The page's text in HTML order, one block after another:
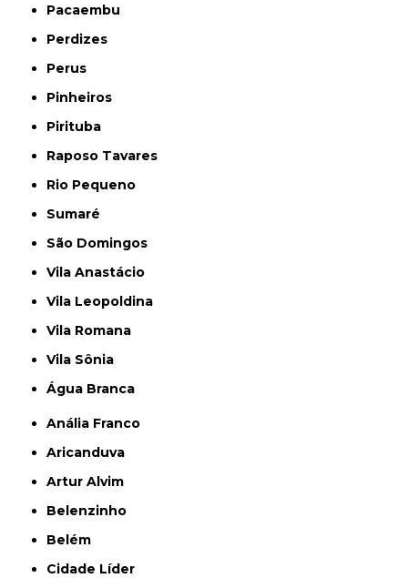
Pacaembu
Perdizes
Perus
Pinheiros
Pirituba
Raposo Tavares
Rio Pequeno
Sumaré
São Domingos
Vila Anastácio
Vila Leopoldina
Vila Romana
Vila Sônia
Água Branca
Anália Franco
Aricanduva
Artur Alvim
Belenzinho
Belém
Cidade Líder